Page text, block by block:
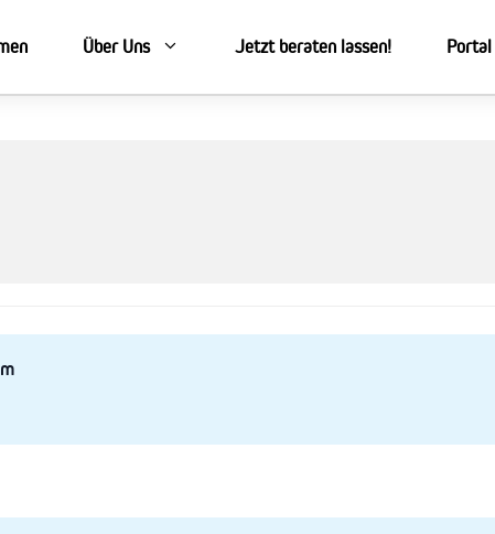
Über Uns Jetzt beraten lassen! Portal